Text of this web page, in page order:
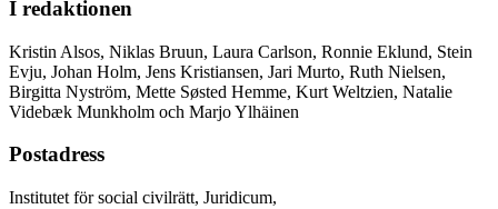
I redaktionen
Kristin Alsos, Niklas Bruun, Laura Carlson, Ronnie Eklund, Stein
Evju, Johan Holm, Jens Kristiansen, Jari Murto, Ruth Nielsen,
Birgitta Nyström, Mette Søsted Hemme, Kurt Weltzien, Natalie
Videbæk Munkholm och Marjo Ylhäinen
Postadress
Institutet för social civilrätt, Juridicum,